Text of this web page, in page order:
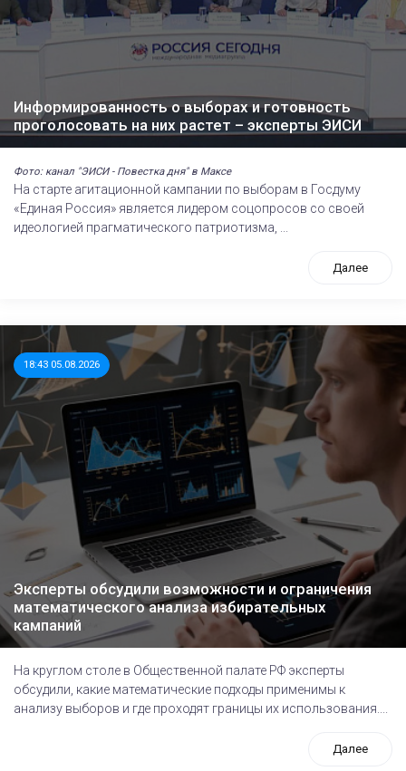
Информированность о выборах и готовность
проголосовать на них растет – эксперты ЭИСИ
Фото: канал "ЭИСИ - Повестка дня" в Максе
На старте агитационной кампании по выборам в Госдуму
«Единая Россия» является лидером соцопросов со своей
идеологией прагматического патриотизма, ...
Далее
18:43 05.08.2026
Эксперты обсудили возможности и ограничения
математического анализа избирательных
кампаний
На круглом столе в Общественной палате РФ эксперты
обсудили, какие математические подходы применимы к
анализу выборов и где проходят границы их использования....
Далее